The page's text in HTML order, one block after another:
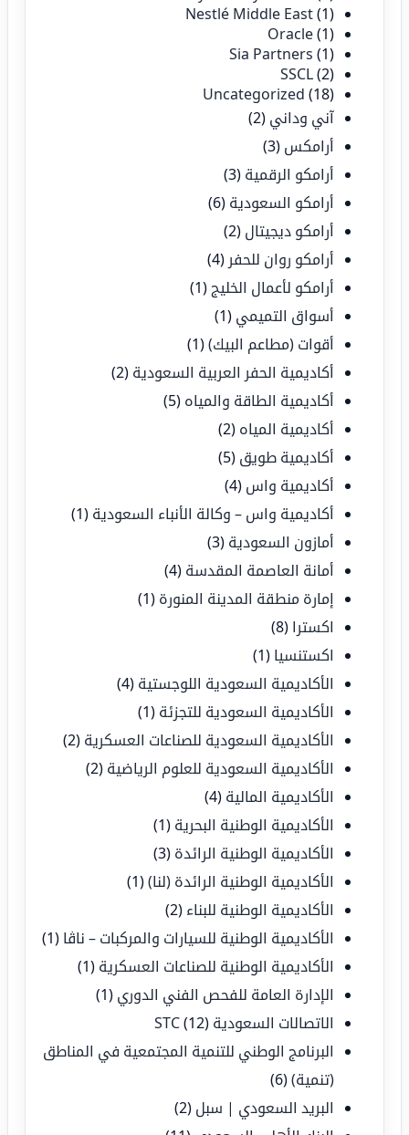
Nestlé Middle East(1)
Oracle(1)
Sia Partners (1)
SSCL(2)
Uncategorized (18)
آني وداني (2)
أرامكس (3)
أرامكو الرقمية (3)
أرامكو السعودية (6)
أرامكو ديجيتال (2)
أرامكو روان للحفر (4)
أرامكو لأعمال الخليج (1)
أسواق التميمي (1)
أقوات (مطاعم البيك)(1)
أكاديمية الحفر العربية السعودية (2)
أكاديمية الطاقة والمياه (5)
أكاديمية المياه (2)
أكاديمية طويق (5)
أكاديمية واس (4)
أكاديمية واس – وكالة الأنباء السعودية (1)
أمازون السعودية (3)
أمانة العاصمة المقدسة (4)
إمارة منطقة المدينة المنورة (1)
اكسترا (8)
اكستنسيا (1)
الأكاديمية السعودية اللوجستية (4)
الأكاديمية السعودية للتجزئة (1)
الأكاديمية السعودية للصناعات العسكرية (2)
الأكاديمية السعودية للعلوم الرياضية (2)
الأكاديمية المالية (4)
الأكاديمية الوطنية البحرية (1)
الأكاديمية الوطنية الرائدة (3)
الأكاديمية الوطنية الرائدة (لنا)(1)
الأكاديمية الوطنية للبناء (2)
الأكاديمية الوطنية للسيارات والمركبات – ناڤا (1)
الأكاديمية الوطنية للصناعات العسكرية (1)
الإدارة العامة للفحص الفني الدوري (1)
الاتصالات السعودية STC (12)
البرنامج الوطني للتنمية المجتمعية في المناطق
(تنمية)(6)
البريد السعودي | سبل (2)